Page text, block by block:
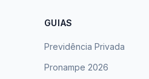
GUIAS
Previdência Privada
Pronampe 2026